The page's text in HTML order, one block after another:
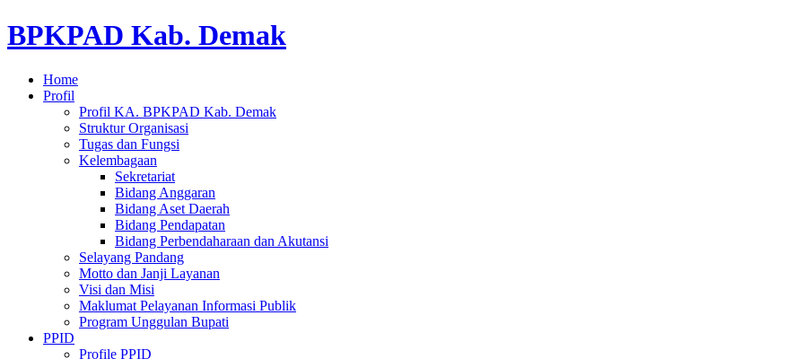
BPKPAD Kab. Demak
Home
Profil
Profil KA. BPKPAD Kab. Demak
Struktur Organisasi
Tugas dan Fungsi
Kelembagaan
Sekretariat
Bidang Anggaran
Bidang Aset Daerah
Bidang Pendapatan
Bidang Perbendaharaan dan Akutansi
Selayang Pandang
Motto dan Janji Layanan
Visi dan Misi
Maklumat Pelayanan Informasi Publik
Program Unggulan Bupati
PPID
Profile PPID